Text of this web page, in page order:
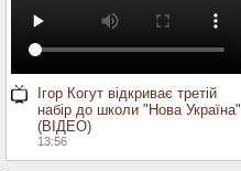
Ігор Когут відкриває третій
набір до школи "Нова Україна"
(ВІДЕО)
13:56